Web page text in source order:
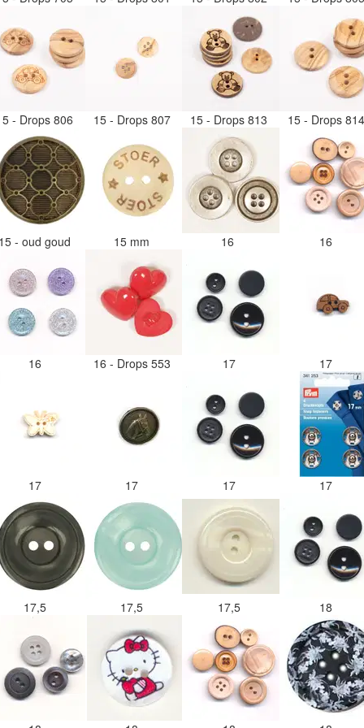
- Drops 806 15 - Drops 807 15 - Drops 813 15 - Drops
- oud goud 15 mm 16 16
16 16 - Drops 553 17 17
17 17 17 17
17,5 17,5 17,5 18